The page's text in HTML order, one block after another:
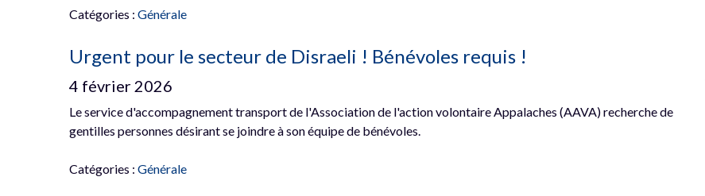
Catégories : Générale
Urgent pour le secteur de Disraeli ! Bénévoles requis !
4 février 2026
Le service d'accompagnement transport de l'Association de l'action volontaire Appalaches (AAVA) recherche de
gentilles personnes désirant se joindre à son équipe de bénévoles.
Catégories : Générale